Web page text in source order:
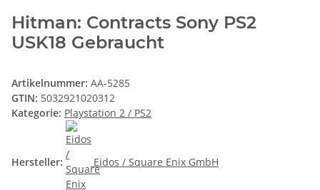
Hitman: Contracts Sony PS2
USK18 Gebraucht
Artikelnummer: AA-5285
GTIN: 5032921020312
Kategorie: Playstation 2 / PS2
Hersteller: Eidos / Square Enix GmbH